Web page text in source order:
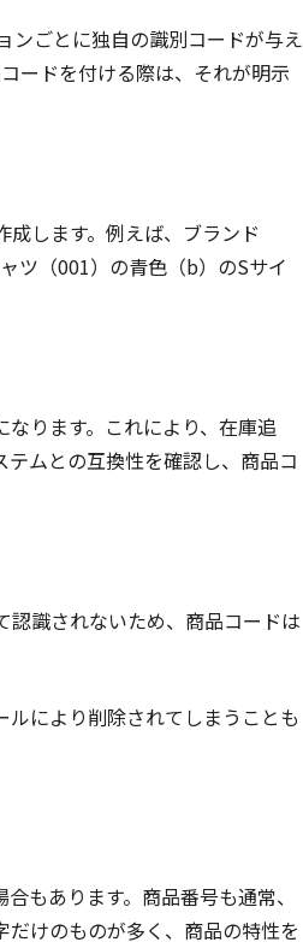
ごとに独自の識別コードが与え
ードを付ける際は、それが明示
します。例えば、ブランド
ツ（001）の青色（b）のSサイ
ります。これにより、在庫追
テムとの互換性を確認し、商品コ
識されないため、商品コードは
により削除されてしまうことも
もあります。商品番号も通常、
けのものが多く、商品の特性を